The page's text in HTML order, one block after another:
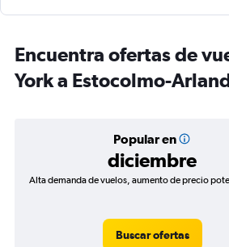
Encuentra ofertas de
York a Estocolmo-
Popular en
diciembre
Alta demanda de vuelos, aumento de precio
Buscar ofertas